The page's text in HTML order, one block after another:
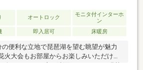
ロー茶が崎店：徒歩4分(約290m)・セブ
津松山町店：徒歩5分(約360m)・サンド
オートロック
モニタ付インターホ
ン
即入居可 床暖房
便利な立地で琵琶湖を望む眺望が魅力
火大会もお部屋からお楽しみいただけま